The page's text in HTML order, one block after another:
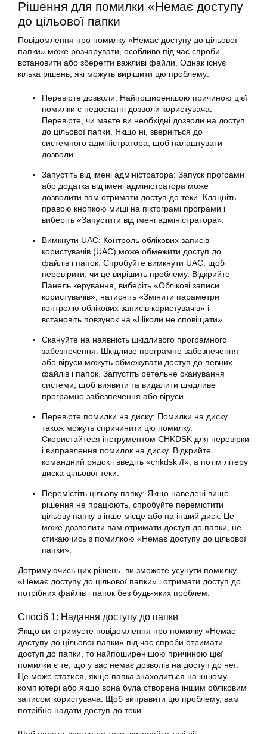
Рішення для помилки «Немає доступу
до цільової папки
Повідомлення про помилку «Немає доступу до цільової
папки» може розчарувати, особливо під час спроби
встановити або зберегти важливі файли. Однак існує
кілька рішень, які можуть вирішити цю проблему:
Перевірте дозволи: Найпоширенішою причиною цієї
помилки є недостатні дозволи користувача.
Перевірте, чи маєте ви необхідні дозволи на доступ
до цільової папки. Якщо ні, зверніться до
системного адміністратора, щоб налаштувати
дозволи.
Запустіть від імені адміністратора: Запуск програми
або додатка від імені адміністратора може
дозволити вам отримати доступ до теки. Клацніть
правою кнопкою миші на піктограмі програми і
виберіть «Запустити від імені адміністратора».
Вимкнути UAC: Контроль облікових записів
користувачів (UAC) може обмежити доступ до
файлів і папок. Спробуйте вимкнути UAC, щоб
перевірити, чи це вирішить проблему. Відкрийте
Панель керування, виберіть «Облікові записи
користувачів», натисніть «Змінити параметри
контролю облікових записів користувачів» і
встановіть повзунок на «Ніколи не сповіщати».
Скануйте на наявність шкідливого програмного
забезпечення: Шкідливе програмне забезпечення
або віруси можуть обмежувати доступ до певних
файлів і папок. Запустіть ретельне сканування
системи, щоб виявити та видалити шкідливе
програмне забезпечення або віруси.
Перевірте помилки на диску: Помилки на диску
також можуть спричинити цю помилку.
Скористайтеся інструментом CHKDSK для перевірки
і виправлення помилок на диску. Відкрийте
командний рядок і введіть «chkdsk /f», а потім літеру
диска цільової теки.
Перемістіть цільову папку: Якщо наведені вище
рішення не працюють, спробуйте перемістити
цільову папку в інше місце або на інший диск. Це
може дозволити вам отримати доступ до папки, не
стикаючись з помилкою «Немає доступу до цільової
папки».
Дотримуючись цих рішень, ви зможете усунути помилку
«Немає доступу до цільової папки» і отримати доступ до
потрібних файлів і папок без будь-яких проблем.
Спосіб 1: Надання доступу до папки
Якщо ви отримуєте повідомлення про помилку «Немає
доступу до цільової папки» під час спроби отримати
доступ до папки, то найпоширенішою причиною цієї
помилки є те, що у вас немає дозволів на доступ до неї.
Це може статися, якщо папка знаходиться на іншому
комп’ютері або якщо вона була створена іншим обліковим
записом користувача. Щоб виправити цю проблему, вам
потрібно надати доступ до теки.